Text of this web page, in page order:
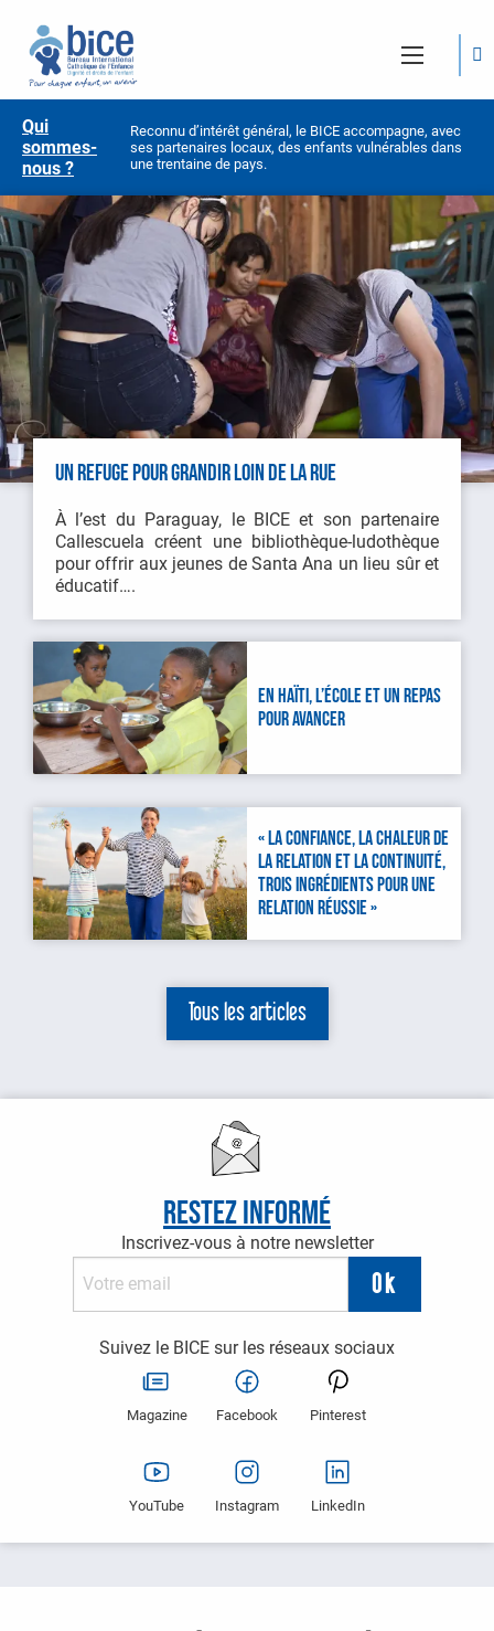
Qui
sommes-
nous ?
Reconnu d’intérêt général, le BICE accompagne, avec
ses partenaires locaux, des enfants vulnérables dans
une trentaine de pays.
UN REFUGE POUR GRANDIR LOIN DE LA RUE
À l’est du Paraguay, le BICE et son partenaire
Callescuela créent une bibliothèque-ludothèque
pour offrir aux jeunes de Santa Ana un lieu sûr et
éducatif….
EN HAÏTI, L’ÉCOLE ET UN REPAS
POUR AVANCER
« LA CONFIANCE, LA CHALEUR DE
LA RELATION ET LA CONTINUITÉ,
TROIS INGRÉDIENTS POUR UNE
RELATION RÉUSSIE »
Tous les articles
Restez informé
Inscrivez-vous à notre newsletter
Suivez le BICE sur les réseaux sociaux
Magazine Facebook Pinterest
YouTube Instagram LinkedIn